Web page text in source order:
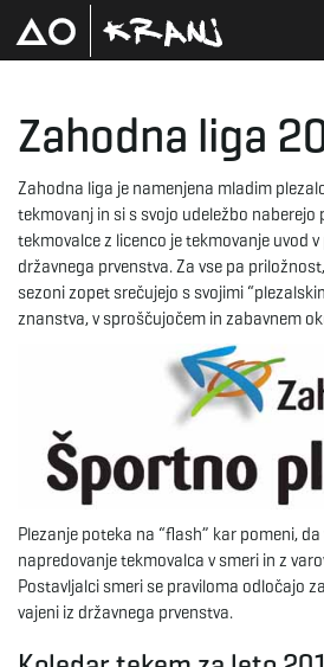
Zahodna liga
Zahodna liga je namenjena mladim
tekmovanj in si s svojo udeležbo naberejo
tekmovalce z licenco je tekmovanje uvod
državnega prvenstva. Za vse pa
sezoni zopet srečujejo s svojimi
znanstva, v sproščujočem in zabavnem
Plezanje poteka na “flash” kar pomeni,
napredovanje tekmovalca v smeri in z
Postavljalci smeri se praviloma odločajo
vajeni iz državnega prvenstva.